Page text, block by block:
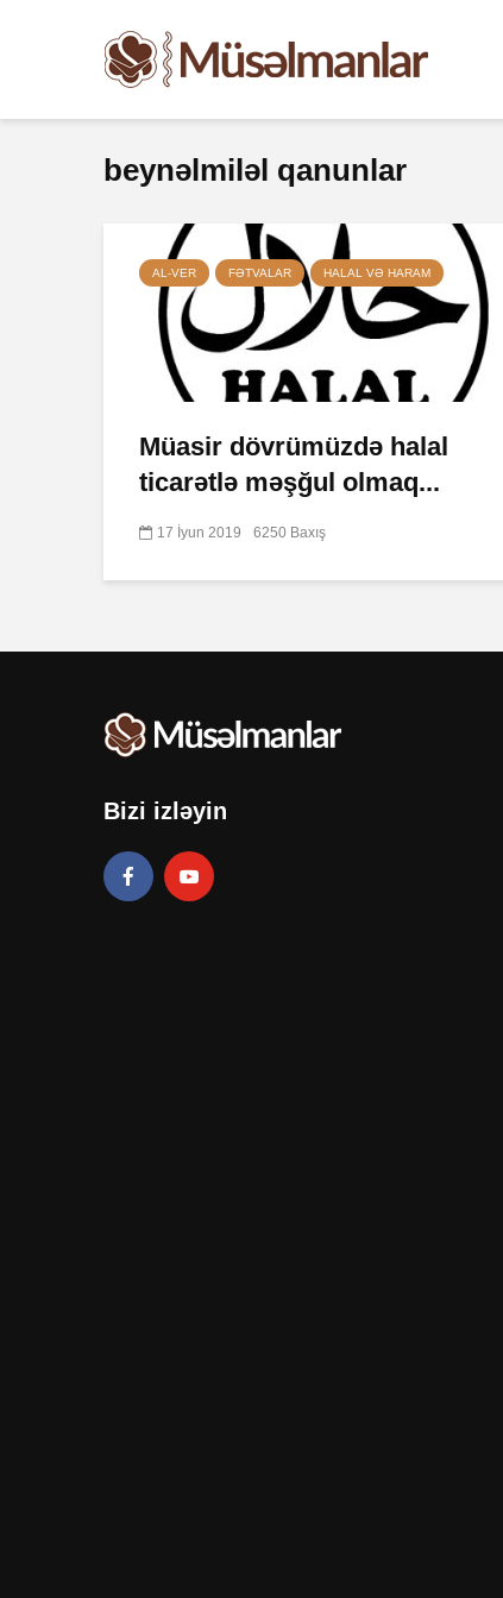
beynəlmiləl qanunlar
AL-VER FƏTVALAR HALAL VƏ HARAM
Müasir dövrümüzdə halal
ticarətlə məşğul olmaq...
17 İyun 2019 6250 Baxış
Bizi izləyin